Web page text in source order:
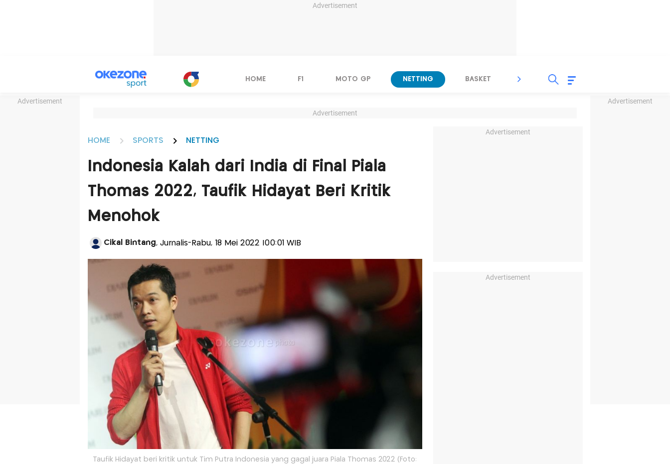
Advertisement
Advertisement Advertisement
HOME F1 MOTO GP NETTING BASKET SPORT LAIN
Advertisement
HOME SPORTS NETTING
Indonesia Kalah dari India di Final Piala
Thomas 2022, Taufik Hidayat Beri Kritik
Menohok
Cikal Bintang, Jurnalis-Rabu, 18 Mei 2022 |00:01 WIB
Taufik Hidayat beri kritik untuk Tim Putra Indonesia yang gagal juara Piala Thomas 2022 (Foto:
Advertisement
Advertisement